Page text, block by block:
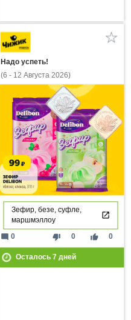
Надо успеть!
(6 - 12 Августа 2026)
Зефир, безе, суфле,
маршмэллоу
thumb_down 0 thumb_up 0
mode_comment 0
Осталось 7дней